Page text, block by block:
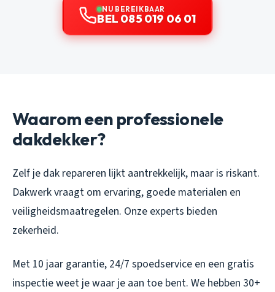
NU BEREIKBAAR
BEL 085 019 06 01
Waarom een professionele
dakdekker?
Zelf je dak repareren lijkt aantrekkelijk, maar is riskant.
Dakwerk vraagt om ervaring, goede materialen en
veiligheidsmaatregelen. Onze experts bieden
zekerheid.
Met 10 jaar garantie, 24/7 spoedservice en een gratis
inspectie weet je waar je aan toe bent. We hebben 30+